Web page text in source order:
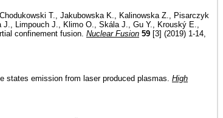
T., Jakubowska K., Kalinowska Z., Pisarczyk
Limpouch J., Klimo O., Skála J., Gu Y., Krouský E.,
confinement fusion. Nuclear Fusion 59 [3] (2019) 1-14,
states emission from laser produced plasmas. High